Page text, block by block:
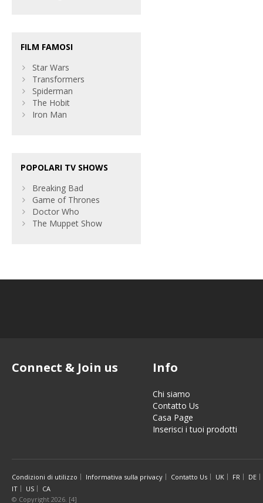
FILM FAMOSI
Star Wars
Transformers
Spiderman
The Hobit
Iron Man
POPOLARI TV SHOWS
Breaking Bad
Game of Thrones
Doctor Who
The Muppet Show
Connect & Join us Info
Chi siamo
Contatto Us
Casa Page
Inserisci i tuoi prodotti
Condizioni di utilizzo Informativa sulla privacy Contatto Us UK FR
DE
IT
US
CA
© Copyright 2026. [4]